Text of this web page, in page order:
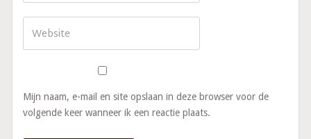
Mijn naam, e-mail en site opslaan in deze browser voor de
volgende keer wanneer ik een reactie plaats.